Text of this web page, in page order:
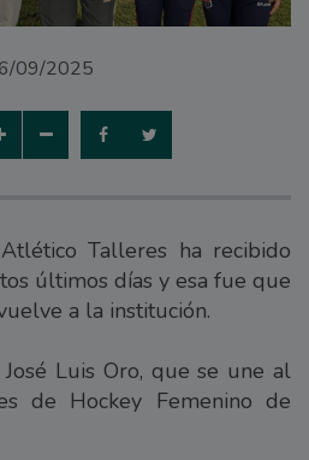
09/2025
Talleres ha recibido
últimos días y esa fue que
a la institución.
Luis Oro, que se une al
de Hockey Femenino de